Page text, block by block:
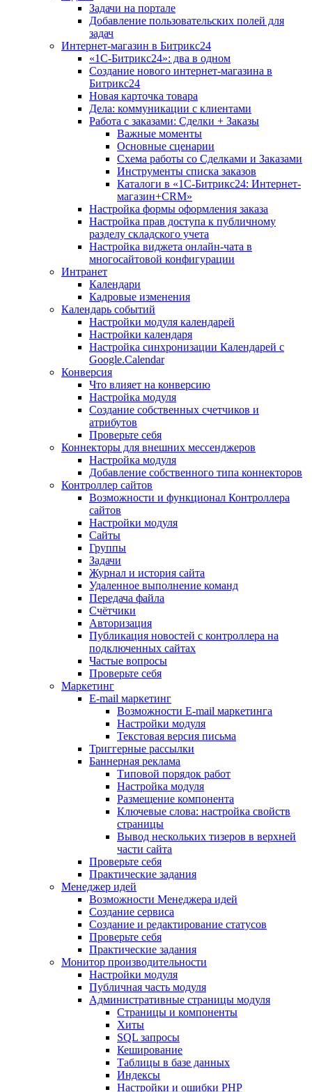
Задачи на портале
Добавление пользовательских полей для
задач
Интернет-магазин в Битрикс24
«1С-Битрикс24»: два в одном
Создание нового интернет-магазина в
Битрикс24
Новая карточка товара
Дела: коммуникации с клиентами
Работа с заказами: Сделки + Заказы
Важные моменты
Основные сценарии
Схема работы со Сделками и Заказами
Инструменты списка заказов
Каталоги в «1С-Битрикс24: Интернет-
магазин+CRM»
Настройка формы оформления заказа
Настройка прав доступа к публичному
разделу складского учета
Настройка виджета онлайн-чата в
многосайтовой конфигурации
Интранет
Календари
Кадровые изменения
Календарь событий
Настройки модуля календарей
Настройки календаря
Настройка синхронизации Календарей с
Google.Calendar
Конверсия
Что влияет на конверсию
Настройка модуля
Создание собственных счетчиков и
атрибутов
Проверьте себя
Коннекторы для внешних мессенджеров
Настройка модуля
Добавление собственного типа коннекторов
Контроллер сайтов
Возможности и функционал Контроллера
сайтов
Настройки модуля
Сайты
Группы
Задачи
Журнал и история сайта
Удаленное выполнение команд
Передача файла
Счётчики
Авторизация
Публикация новостей с контроллера на
подключенных сайтах
Частые вопросы
Проверьте себя
Маркетинг
E-mail маркетинг
Возможности E-mail маркетинга
Настройки модуля
Текстовая версия письма
Триггерные рассылки
Баннерная реклама
Типовой порядок работ
Настройка модуля
Размещение компонента
Ключевые слова: настройка свойств
страницы
Вывод нескольких тизеров в верхней
части сайта
Проверьте себя
Практические задания
Менеджер идей
Возможности Менеджера идей
Создание сервиса
Создание и редактирование статусов
Проверьте себя
Практические задания
Монитор производительности
Настройки модуля
Публичная часть модуля
Административные страницы модуля
Страницы и компоненты
Хиты
SQL запросы
Кеширование
Таблицы в базе данных
Индексы
Настройки и ошибки PHP